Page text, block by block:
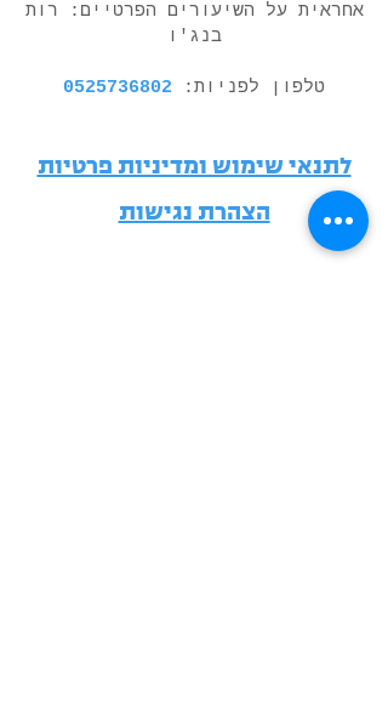
אחראית על השיעורים הפרטיים: רות
בנג'ו
טלפון לפניות: 0525736802
לתנאי שימוש ומדיניות פרטיות
הצהרת נגישות